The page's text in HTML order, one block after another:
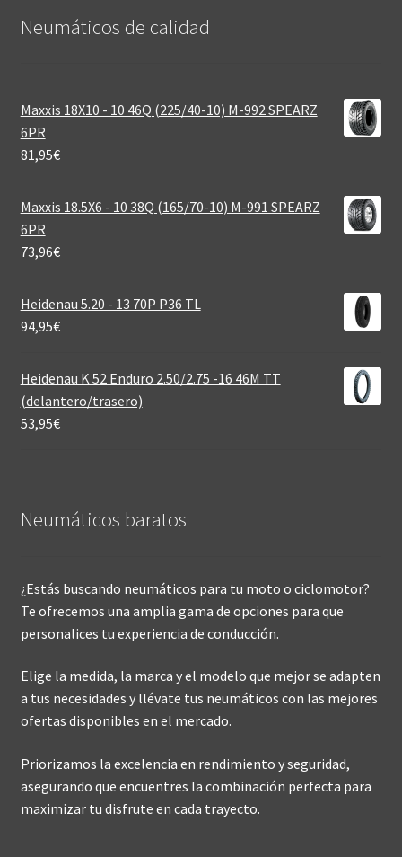
Neumáticos de calidad‎
Maxxis 18X10 - 10 46Q (225/40-10) M-992 SPEARZ
6PR
81,95€
Maxxis 18.5X6 - 10 38Q (165/70-10) M-991 SPEARZ
6PR
73,96€
Heidenau 5.20 - 13 70P P36 TL
94,95€
Heidenau K 52 Enduro 2.50/2.75 -16 46M TT
(delantero/trasero)
53,95€
Neumáticos baratos
¿Estás buscando neumáticos para tu moto o ciclomotor?
Te ofrecemos una amplia gama de opciones para que
personalices tu experiencia de conducción.
Elige la medida, la marca y el modelo que mejor se adapten
a tus necesidades y llévate tus neumáticos con las mejores
ofertas disponibles en el mercado.
Priorizamos la excelencia en rendimiento y seguridad,
asegurando que encuentres la combinación perfecta para
maximizar tu disfrute en cada trayecto.